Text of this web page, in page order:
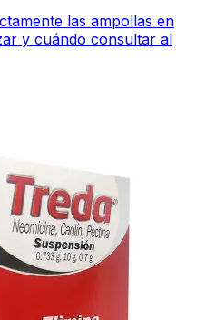
las ampollas en
y cuándo consultar al